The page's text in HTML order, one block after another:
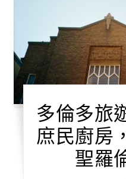
多倫多旅
庶民廚房
聖羅